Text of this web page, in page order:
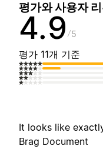
평가와 사용자
4.9 5
평가 11개 기준
It looks like
Brag Document